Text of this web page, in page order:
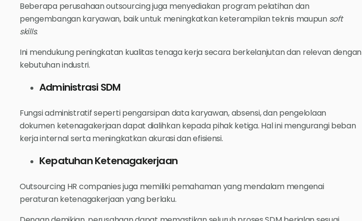
Beberapa perusahaan outsourcing juga menyediakan program pelatihan dan
pengembangan karyawan, baik untuk meningkatkan keterampilan teknis maupun soft
skills.
Ini mendukung peningkatan kualitas tenaga kerja secara berkelanjutan dan relevan dengan
kebutuhan industri.
Administrasi SDM
Fungsi administratif seperti pengarsipan data karyawan, absensi, dan pengelolaan
dokumen ketenagakerjaan dapat dialihkan kepada pihak ketiga. Hal ini mengurangi beban
kerja internal serta meningkatkan akurasi dan efisiensi.
Kepatuhan Ketenagakerjaan
Outsourcing HR companies juga memiliki pemahaman yang mendalam mengenai
peraturan ketenagakerjaan yang berlaku.